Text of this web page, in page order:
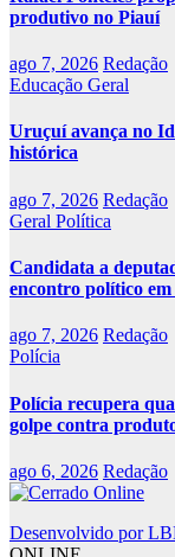
produtivo no Piauí
ago 7, 2026 Redação
Educação Geral
Uruçuí avança no
histórica
ago 7, 2026 Redação
Geral Política
Candidata a
encontro político
ago 7, 2026 Redação
Polícia
Polícia recupera
golpe contra
ago 6, 2026 Redação
Desenvolvido por